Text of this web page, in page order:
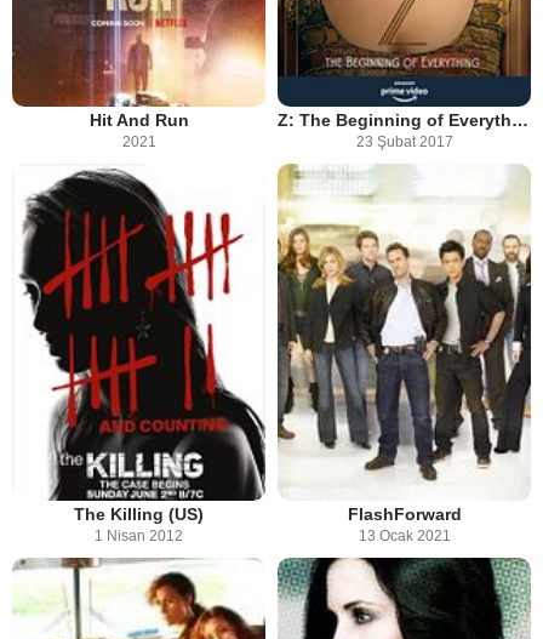
Hit And Run
2021
Z: The Beginning of Everything
23 Şubat 2017
The Killing (US)
1 Nisan 2012
FlashForward
13 Ocak 2021